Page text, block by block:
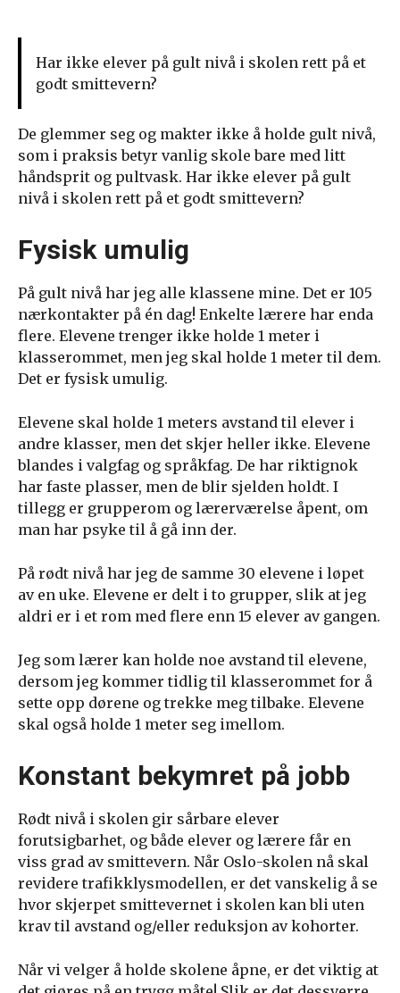
Har ikke elever på gult nivå i skolen rett på et
godt smittevern?
De glemmer seg og makter ikke å holde gult nivå,
som i praksis betyr vanlig skole bare med litt
håndsprit og pultvask. Har ikke elever på gult
nivå i skolen rett på et godt smittevern?
Fysisk umulig
På gult nivå har jeg alle klassene mine. Det er 105
nærkontakter på én dag! Enkelte lærere har enda
flere. Elevene trenger ikke holde 1 meter i
klasserommet, men jeg skal holde 1 meter til dem.
Det er fysisk umulig.
Elevene skal holde 1 meters avstand til elever i
andre klasser, men det skjer heller ikke. Elevene
blandes i valgfag og språkfag. De har riktignok
har faste plasser, men de blir sjelden holdt. I
tillegg er grupperom og lærerværelse åpent, om
man har psyke til å gå inn der.
På rødt nivå har jeg de samme 30 elevene i løpet
av en uke. Elevene er delt i to grupper, slik at jeg
aldri er i et rom med flere enn 15 elever av gangen.
Jeg som lærer kan holde noe avstand til elevene,
dersom jeg kommer tidlig til klasserommet for å
sette opp dørene og trekke meg tilbake. Elevene
skal også holde 1 meter seg imellom.
Konstant bekymret på jobb
Rødt nivå i skolen gir sårbare elever
forutsigbarhet, og både elever og lærere får en
viss grad av smittevern. Når Oslo-skolen nå skal
revidere trafikklysmodellen, er det vanskelig å se
hvor skjerpet smittevernet i skolen kan bli uten
krav til avstand og/eller reduksjon av kohorter.
Når vi velger å holde skolene åpne, er det viktig at